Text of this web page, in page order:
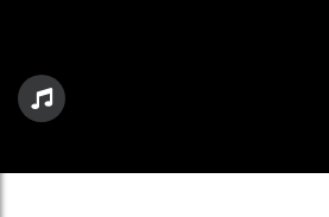
Toggle
Sliding